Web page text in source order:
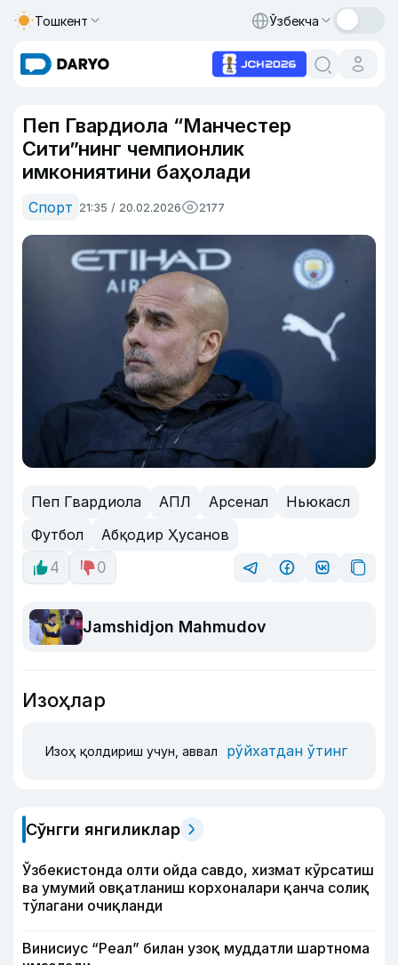
Тошкент Ўзбекча
Пеп Гвардиола “Манчестер
Сити”нинг чемпионлик
имкониятини баҳолади
Спорт 21:35 / 20.02.2026 2177
Пеп Гвардиола АПЛ Арсенал
Ньюкасл
Футбол
Абқодир Ҳусанов
4
0
Jamshidjon Mahmudov
Изоҳлар
Изоҳ қолдириш учун, аввал рўйхатдан ўтинг
Сўнгги янгиликлар
Ўзбекистонда олти ойда савдо, хизмат кўрсатиш
ва умумий овқатланиш корхоналари қанча солиқ
тўлагани очиқланди
Винисиус “Реал” билан узоқ муддатли шартнома